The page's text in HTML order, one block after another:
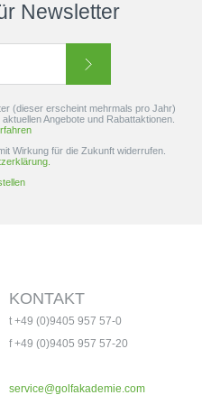
Newsletter
(dieser erscheint mehrmals pro Jahr)
Angebote und Rabattaktionen.
Wirkung für die Zukunft widerrufen.
KONTAKT
t +49 (0)9405 957 57-0
f +49 (0)9405 957 57-20
service@golfakademie.com